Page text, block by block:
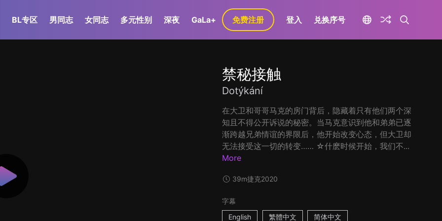
BL专区 男同志 女同志 多元性别 深夜 GaLa+ 免费注册 登入 兑换序号
禁秘接触
Dotýkání
在大卫和哥哥马克的房门背后，隐藏着只有他们两个深
知且不得公开诉说的秘密。当马克意识到他和弟弟已逐
渐跨越兄弟情谊的界限后，他开始改变心态，但大卫却
无法接受这一切的转变…… ☆什麽时候开始，我们不...
More
39m捷克2020
字幕
English
繁體中文 简体中文